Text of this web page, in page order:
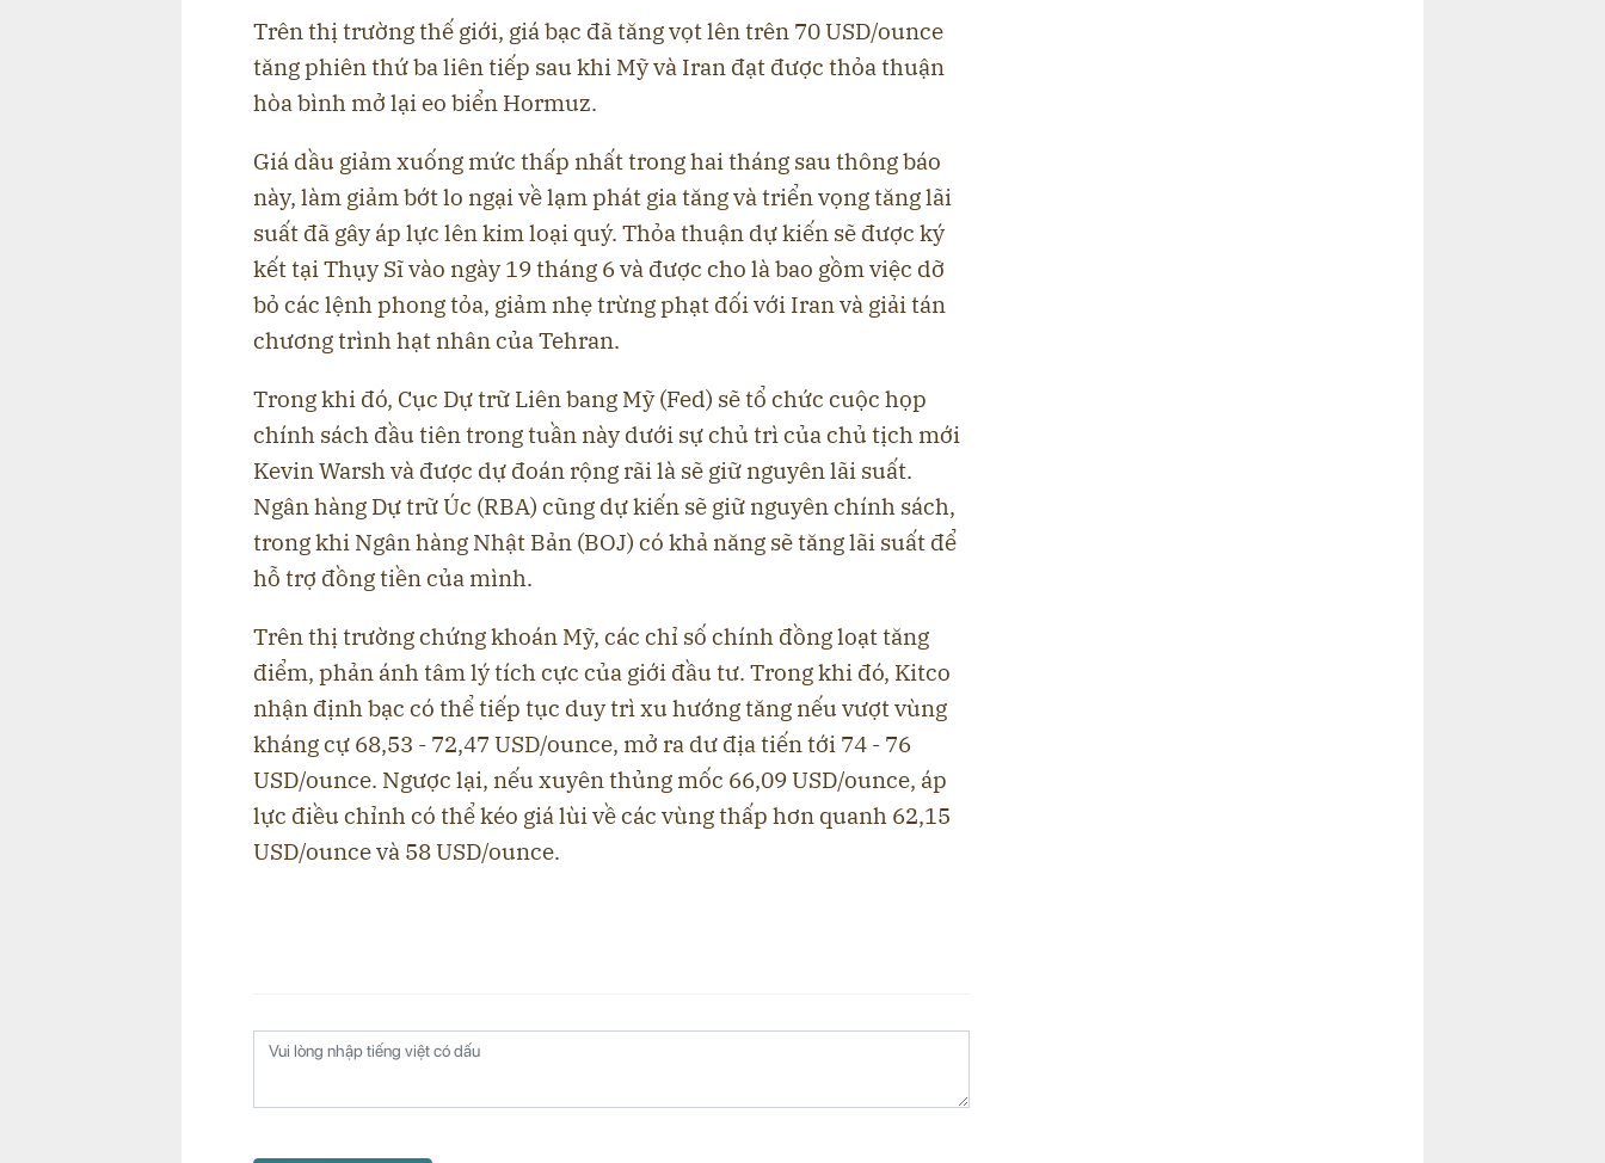
Trên thị trường thế giới, giá bạc đã tăng vọt lên trên 70 USD/ounce
tăng phiên thứ ba liên tiếp sau khi Mỹ và Iran đạt được thỏa thuận
hòa bình mở lại eo biển Hormuz.
Giá dầu giảm xuống mức thấp nhất trong hai tháng sau thông báo
này, làm giảm bớt lo ngại về lạm phát gia tăng và triển vọng tăng lãi
suất đã gây áp lực lên kim loại quý. Thỏa thuận dự kiến ​​sẽ được ký
kết tại Thụy Sĩ vào ngày 19 tháng 6 và được cho là bao gồm việc dỡ
bỏ các lệnh phong tỏa, giảm nhẹ trừng phạt đối với Iran và giải tán
chương trình hạt nhân của Tehran.
Trong khi đó, Cục Dự trữ Liên bang Mỹ (Fed) sẽ tổ chức cuộc họp
chính sách đầu tiên trong tuần này dưới sự chủ trì của chủ tịch mới
Kevin Warsh và được dự đoán rộng rãi là sẽ giữ nguyên lãi suất.
Ngân hàng Dự trữ Úc (RBA) cũng dự kiến ​​sẽ giữ nguyên chính sách,
trong khi Ngân hàng Nhật Bản (BOJ) có khả năng sẽ tăng lãi suất để
hỗ trợ đồng tiền của mình.
Trên thị trường chứng khoán Mỹ, các chỉ số chính đồng loạt tăng
điểm, phản ánh tâm lý tích cực của giới đầu tư. Trong khi đó, Kitco
nhận định bạc có thể tiếp tục duy trì xu hướng tăng nếu vượt vùng
kháng cự 68,53 - 72,47 USD/ounce, mở ra dư địa tiến tới 74 - 76
USD/ounce. Ngược lại, nếu xuyên thủng mốc 66,09 USD/ounce, áp
lực điều chỉnh có thể kéo giá lùi về các vùng thấp hơn quanh 62,15
USD/ounce và 58 USD/ounce.